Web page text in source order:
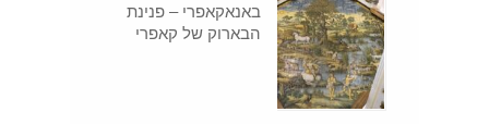
באנאקאפרי – פנינת
הבארוק של קאפרי